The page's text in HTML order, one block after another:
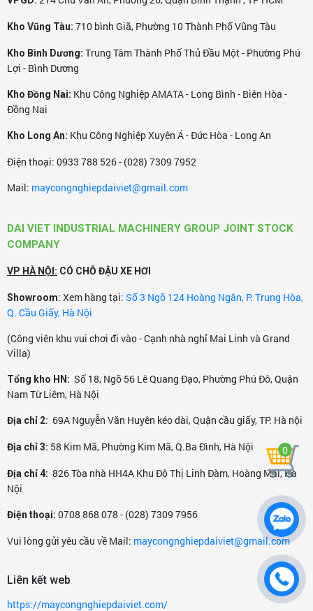
công nghiệp từ Gia Đình, Văn Phòng cho đến các Nhà
Một trong những model đang được khá nhiều người tiêu
nghiệp DaviClean DV1-40JP Thùng nhựa:
Sự khác nhau cốt lõi giữa motor máy hút bụi gia đình và
máy motor máy hút bụi công nghiệp - lý giải vì sao máy
hút bụi công nghiệp lại khỏe đến thế:
Cấu tạo motor 1 tầng cánh của máy hút bụi thông
Kho Vũng Tàu: 710 bình Giã, Phường 10 Thành Phố Vũng Tàu
Kho Bình Dương: Trung Tâm Thành Phố Thủ Đầu Một - Phường Phú
Lợi - Bình Dương
Kho Đồng Nai: Khu Công Nghiệp AMATA - Long Bình - Biên Hòa -
Đồng Nai
Kho Long An: Khu Công Nghiệp Xuyên Á - Đức Hòa - Long An
Điện thoại: 0933 788 526 - (028) 7309 7952
Mail: maycongnghiepdaiviet@gmail.com
DAI VIET INDUSTRIAL MACHINERY GROUP JOINT STOCK
COMPANY
VP HÀ NỘI: CÓ CHỖ ĐẬU XE HƠI
Showroom: Xem hàng tại: Số 3 Ngõ 124 Hoàng Ngân, P. Trung Hòa,
Q. Cầu Giấy, Hà Nội
(Công viên khu vui chơi đi vào - Cạnh nhà nghỉ Mai Linh và Grand
Villa)
Tổng kho HN: Số 18, Ngõ 56 Lê Quang Đạo, Phường Phú Đô, Quận
Nam Từ Liêm, Hà Nội
Địa chỉ 2: 69A Nguyễn Văn Huyên kéo dài, Quận cầu giấy, TP. Hà nội
Địa chỉ 3: 58 Kim Mã, Phường Kim Mã, Q.Ba Đình, Hà Nội
Địa chỉ 4: 826 Tòa nhà HH4A Khu Đô Thị Linh Đàm, Hoàng Mai, Hà
Nội
Điện thoại: 0708 868 078 - (028) 7309 7956
Vui lòng gửi yêu cầu về Mail: maycongnghiepdaiviet@gmail.com
Liên kết web
https://maycongnghiepdaiviet.com/
0